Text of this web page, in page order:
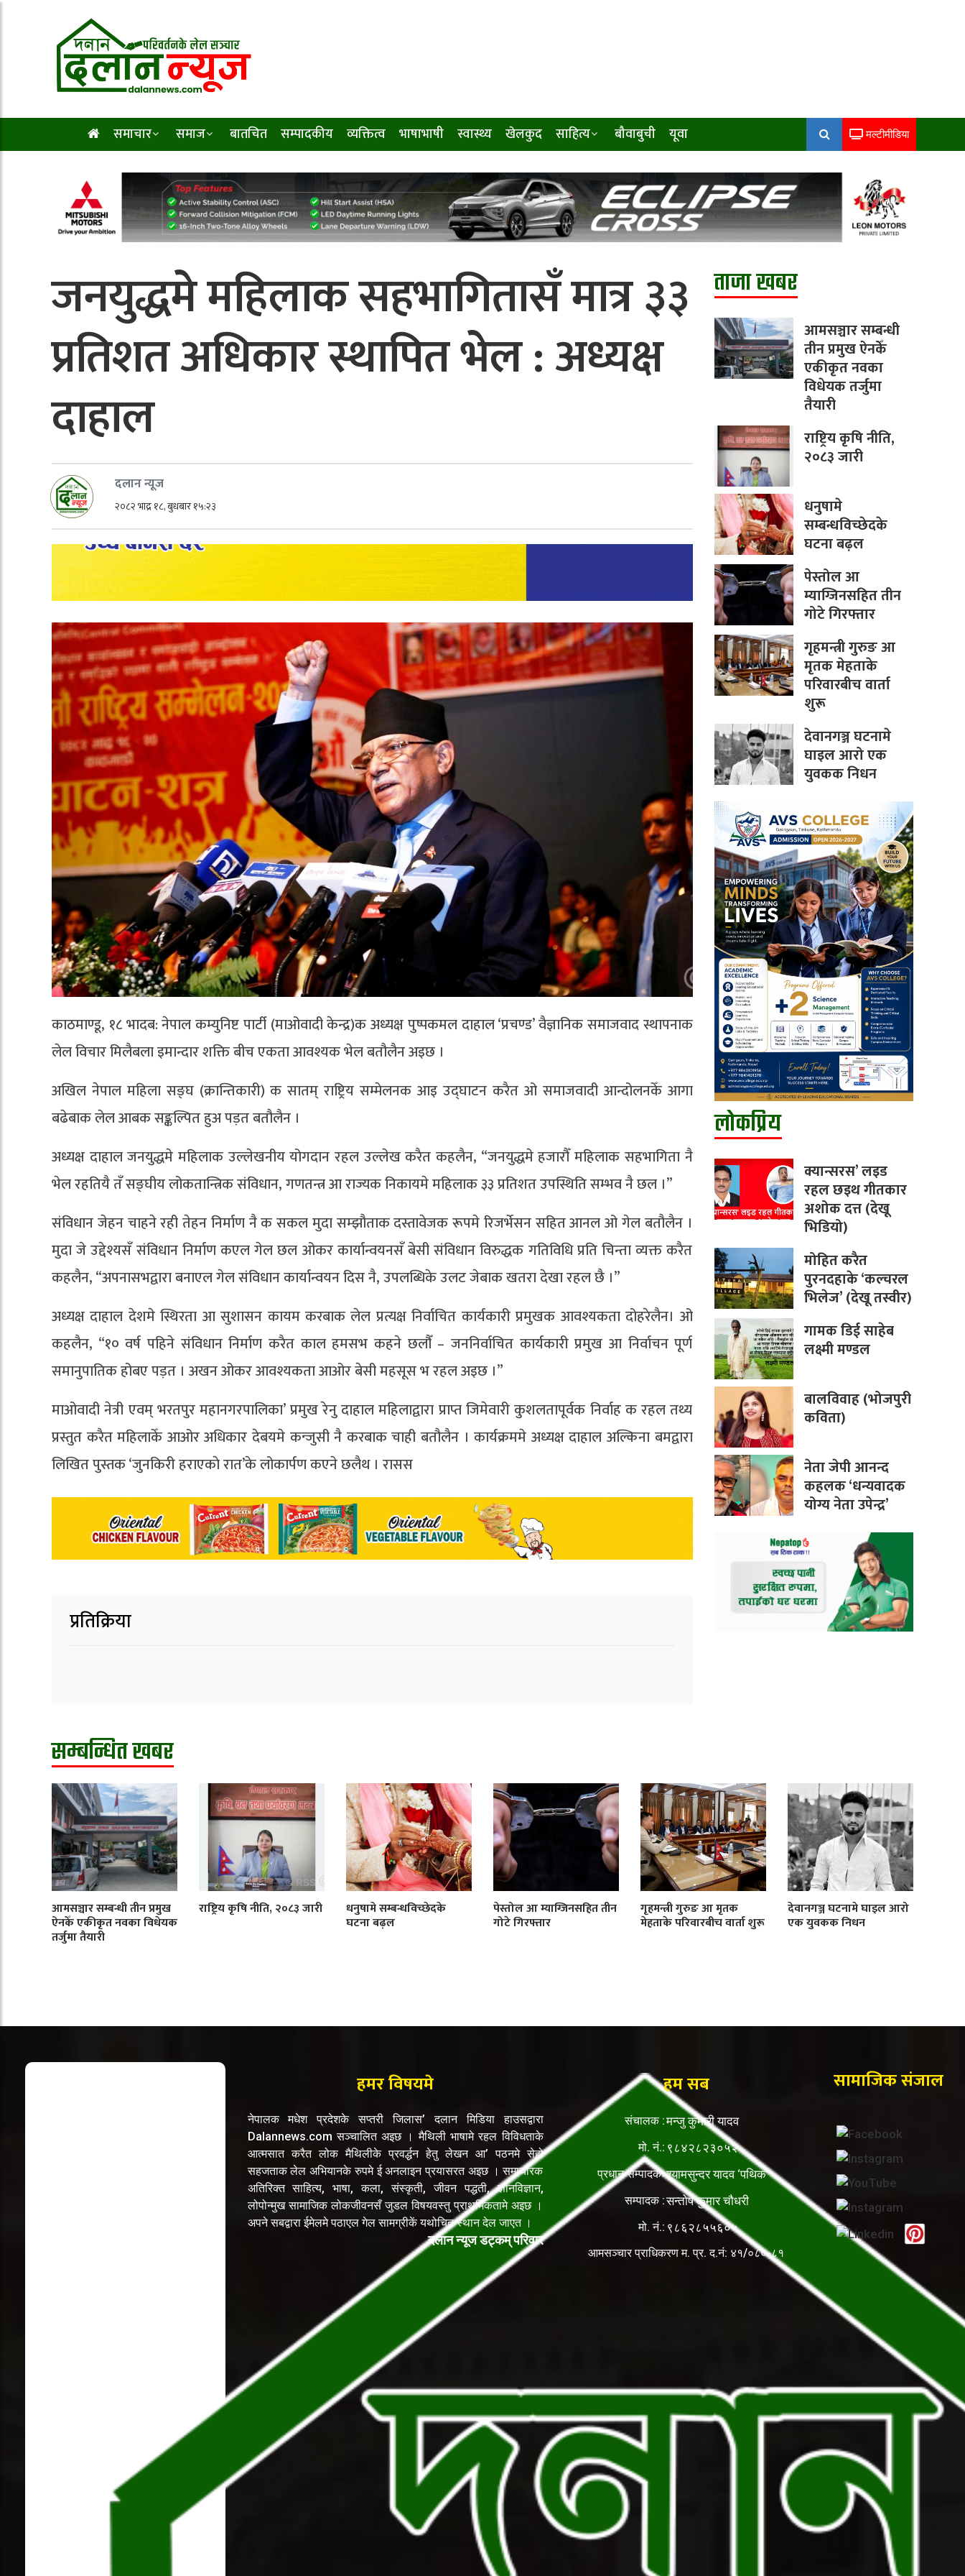
समाचार समाज बातचित सम्पादकीय व्यक्तित्व भाषाभाषी स्वास्थ्य खेलकुद साहित्य बौवाबुची यूवा मल्टीमीडिया
जनयुद्धमे महिलाक सहभागितासँ मात्र ३३
प्रतिशत अधिकार स्थापित भेल : अध्यक्ष
दाहाल
दलान न्यूज
२०८२ भाद्र १८, बुधबार १५:२३
काठमाण्डू, १८ भादब: नेपाल कम्युनिष्ट पार्टी (माओवादी केन्द्र)क अध्यक्ष पुष्पकमल दाहाल ‘प्रचण्ड’ वैज्ञानिक समाजवाद स्थापनाक
लेल विचार मिलैबला इमान्दार शक्ति बीच एकता आवश्यक भेल बतौलैन अइछ ।
अखिल नेपाल महिला सङ्घ (क्रान्तिकारी) क सातम् राष्ट्रिय सम्मेलनक आइ उद्घाटन करैत ओ समाजवादी आन्दोलनकेँ आगा
बढेबाक लेल आबक सङ्कल्पित हुअ पड़त बतौलैन ।
अध्यक्ष दाहाल जनयुद्धमे महिलाक उल्लेखनीय योगदान रहल उल्लेख करैत कहलैन, “जनयुद्धमे हजारौँ महिलाक सहभागिता नै
भेल रहतियै तँ सङ्घीय लोकतान्त्रिक संविधान, गणतन्त्र आ राज्यक निकायमे महिलाक ३३ प्रतिशत उपस्थिति सम्भव नै छल ।”
संविधान जेहन चाहने रही तेहन निर्माण नै क सकल मुदा सम्झौताक दस्तावेजक रूपमे रिजर्भेसन सहित आनल ओ गेल बतौलैन ।
मुदा जे उद्देश्यसँ संविधान निर्माण कएल गेल छल ओकर कार्यान्वयनसँ बेसी संविधान विरुद्धक गतिविधि प्रति चिन्ता व्यक्त करैत
कहलैन, “अपनासभद्वारा बनाएल गेल संविधान कार्यान्वयन दिस नै, उपलब्धिके उलट जेबाक खतरा देखा रहल छै ।”
अध्यक्ष दाहाल देशमे स्थिरता आ सुशासन कायम करबाक लेल प्रत्यक्ष निर्वाचित कार्यकारी प्रमुखक आवश्यकता दोहरेलैन। ओ
कहलैन, “१० वर्ष पहिने संविधान निर्माण करैत काल हमसभ कहने छलाैँ – जननिर्वाचित कार्यकारी प्रमुख आ निर्वाचन पूर्ण
समानुपातिक होबए पड़त । अखन ओकर आवश्यकता आओर बेसी महसूस भ रहल अइछ ।”
माओवादी नेत्री एवम् भरतपुर महानगरपालिका’ प्रमुख रेनु दाहाल महिलाद्वारा प्राप्त जिमेवारी कुशलतापूर्वक निर्वाह क रहल तथ्य
प्रस्तुत करैत महिलाकेँ आओर अधिकार देबयमे कन्जुसी नै करबाक चाही बतौलैन । कार्यक्रममे अध्यक्ष दाहाल अल्किना बमद्वारा
लिखित पुस्तक ‘जुनकिरी हराएकाे रात’के लोकार्पण कएने छलैथ । रासस
प्रतिक्रिया
ताजा खबर
आमसञ्चार सम्बन्धी
तीन प्रमुख ऐनकेँ
एकीकृत नवका
विधेयक तर्जुमा
तैयारी
राष्ट्रिय कृषि नीति,
२०८३ जारी
धनुषामे
सम्बन्धविच्छेदके
घटना बढ़ल
पेस्तोल आ
म्याग्जिनसहित तीन
गोटे गिरफ्तार
गृहमन्त्री गुरुङ आ
मृतक मेहताके
परिवारबीच वार्ता
शुरू
देवानगञ्ज घटनामे
घाइल आरो एक
युवकक निधन
लोकप्रिय
क्यान्सरस’ लइड
रहल छइथ गीतकार
अशोक दत्त (देखू
भिडियो)
मोहित करैत
पुरनदहाके ‘कल्चरल
भिलेज’ (देखू तस्वीर)
गामक डिई साहेब
लक्ष्मी मण्डल
बालविवाह (भोजपुरी
कविता)
नेता जेपी आनन्द
कहलक ‘धन्यवादक
योग्य नेता उपेन्द्र’
सम्बन्धित खबर
आमसञ्चार सम्बन्धी तीन प्रमुख
ऐनकेँ एकीकृत नवका विधेयक
तर्जुमा तैयारी
राष्ट्रिय कृषि नीति, २०८३ जारी धनुषामे सम्बन्धविच्छेदके
घटना बढ़ल
पेस्तोल आ म्याग्जिनसहित तीन
गोटे गिरफ्तार
गृहमन्त्री गुरुङ आ मृतक
मेहताके परिवारबीच वार्ता शुरू
देवानगञ्ज घटनामे घाइल आरो
एक युवकक निधन
हमर विषयमे
नेपालक मधेश प्रदेशके सप्तरी जिलास’ दलान मिडिया हाउसद्वारा
Dalannews.com सञ्चालित अइछ । मैथिली भाषामे रहल विविधताके
आत्मसात करैत लोक मैथिलीके प्रवर्द्धन हेतु लेखन आ’ पठनमे सेहो
सहजताक लेल अभियानके रुपमे ई अनलाइन प्रयासरत अइछ । समाचारक
अतिरिक्त साहित्य, भाषा, कला, संस्कृती, जीवन पद्धती, ज्ञानविज्ञान,
लोपोन्मुख सामाजिक लोकजीवनसँ जुडल विषयवस्तु प्राथमिकतामे अइछ ।
अपने सबद्वारा ईमेलमे पठाएल गेल सामग्रीकें यथोचित स्थान देल जाएत ।
दलान न्यूज डट्कम् परिवार
हम सब
संचालक :मन्जु कुमारी यादव
मो. नं.: ९८४२८२३०५२
प्रधान सम्पादकःश्यामसुन्दर यादव ‘पथिक’
सम्पादक :सन्तोष कुमार चौधरी
मो. नं.: ९८६२८५५६०५
आमसञ्चार प्राधिकरण म. प्र. द.नं: ४१/०८०-८१
सामाजिक संजाल